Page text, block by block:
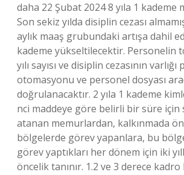
daha 22 Şubat 2024 8 yıla 1 kademe
Son sekiz yılda disiplin cezası
aylık maaş grubundaki artışa dahil
kademe yükseltilecektir. Personelin
yılı sayısı ve disiplin cezasının
otomasyonu ve personel dosyası
doğrulanacaktır. 2 yıla 1 kademe
nci maddeye göre belirli bir süre
atanan memurlardan, kalkınmada
bölgelerde görev yapanlara, bu
görev yaptıkları her dönem için iki
öncelik tanınır. 1.2 ve 3 derece kadro